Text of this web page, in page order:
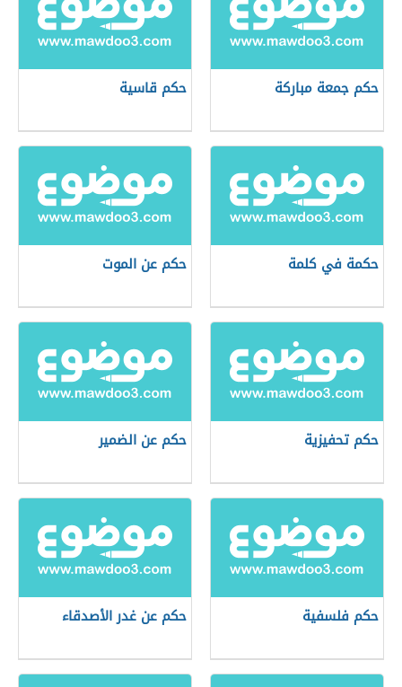
حكم جمعة مباركة حكم قاسية
حكمة في كلمة حكم عن الموت
حكم تحفيزية حكم عن الضمير
حكم فلسفية حكم عن غدر الأصدقاء